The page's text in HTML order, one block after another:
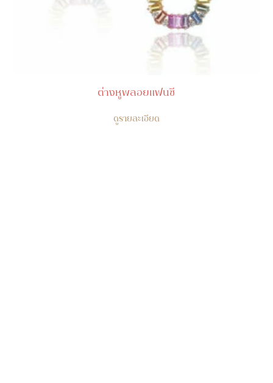
ต่างหูพลอยแฟนซี
ดูรายละเอียด